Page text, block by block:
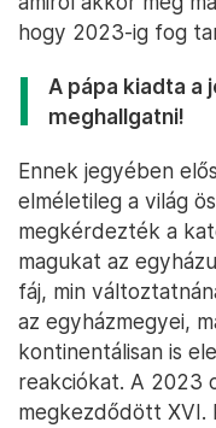
hogy 2023-ig fog
A pápa kiadta a
meghallgatni!
Ennek jegyében
elméletileg a világ
megkérdezték a
magukat az
fáj, min
az egyházmegyei,
kontinentálisan is
reakciókat. A 2023
megkezdődött XVI.